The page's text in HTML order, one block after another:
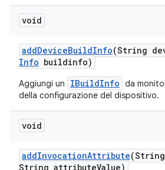
void
addDeviceBuildInfo(String
Info buildinfo)
Aggiungi un IBuildInfo da
della configurazione del dispositivo.
void
addInvocationAttribute
String attributeValue)